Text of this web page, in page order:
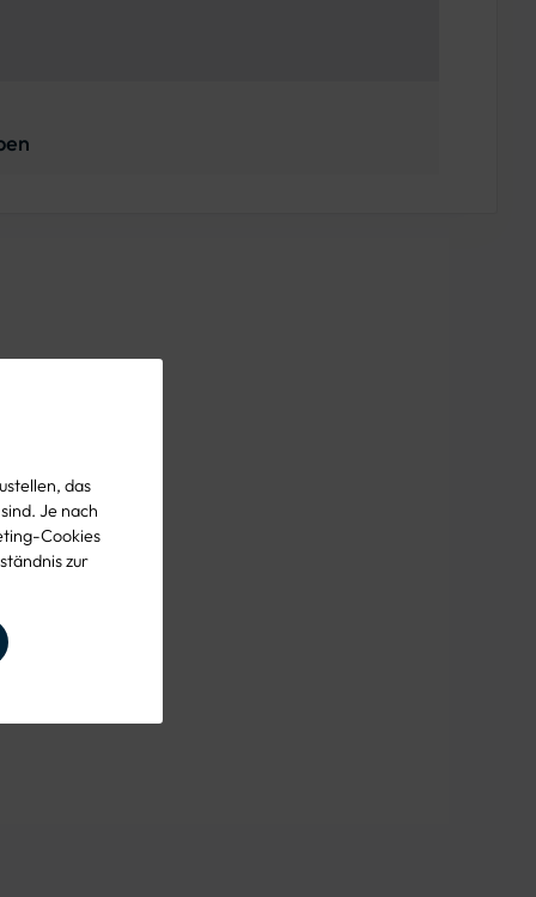
das
Je nach
Cookies
zur